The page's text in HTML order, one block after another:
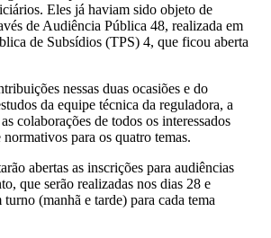
Eles já haviam sido objeto de
de Audiência Pública 48, realizada em
de Subsídios (TPS) 4, que ficou aberta
nessas duas ocasiões e do
da equipe técnica da reguladora, a
colaborações de todos os interessados
para os quatro temas.
abertas as inscrições para audiências
que serão realizadas nos dias 28 e
(manhã e tarde) para cada tema